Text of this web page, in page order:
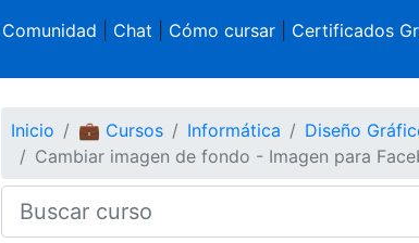
Comunidad Chat Cómo cursar| Certificados
Inicio 💼 Cursos Informática Diseño
Cambiar imagen de fondo - Imagen para